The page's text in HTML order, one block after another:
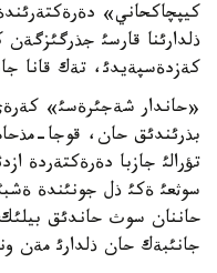
كيپچاكحاني»
ذلدارئنا قارسئ
كةزدةسپةيدئ، تةك قانا
«حاندار شةجئرةسئ»
بذرئندئق حان، قوجا-
تؤرالئ جازبا دةرةكتةردة
سوثعئ ةكئ ذل جونئندة
حاننان سوث حاندئق بيلئك
جانئبةك حان ذلدارئ مةن